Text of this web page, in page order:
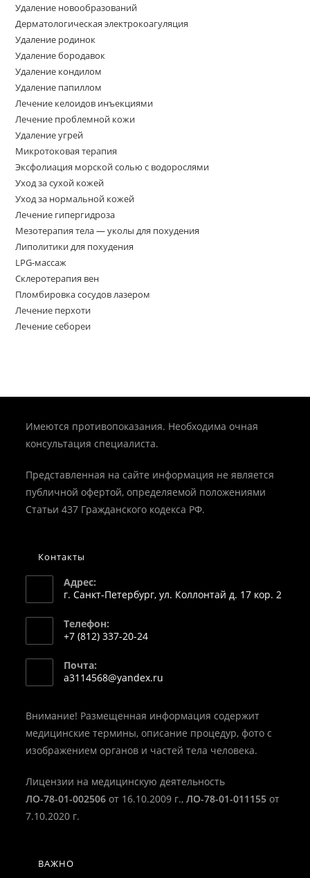
Удаление новообразований
Дерматологическая электрокоагуляция
Удаление родинок
Удаление бородавок
Удаление кондилом
Удаление папиллом
Лечение келоидов инъекциями
Лечение проблемной кожи
Удаление угрей
Микротоковая терапия
Эксфолиация морской солью с водорослями
Уход за сухой кожей
Уход за нормальной кожей
Лечение гипергидроза
Мезотерапия тела — уколы для похудения
Липолитики для похудения
LPG-массаж
Склеротерапия вен
Пломбировка сосудов лазером
Лечение перхоти
Лечение себореи
Имеются противопоказания. Необходима очная
консультация специалиста.
Представленная на сайте информация не является
публичной офертой, определяемой положениями
Статьи 437 Гражданского кодекса РФ.
Контакты
Адрес:
г. Санкт-Петербург, ул. Коллонтай д. 17 кор. 2
Телефон:
+7 (812) 337-20-24
в
вашем
Почта:
a3114568@yandex.ru
приложении
Внимание! Размещенная информация содержит
медицинские термины, описание процедур, фото с
изображением органов и частей тела человека.
Лицензии на медицинскую деятельность
ЛО-78-01-002506 от 16.10.2009 г.,ЛО-78-01-011155 от
7.10.2020 г.
ВАЖНО